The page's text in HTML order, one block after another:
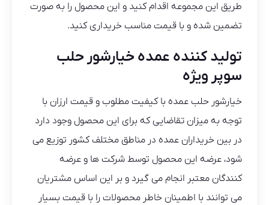
طریق این مجموعه اقدام کنید و این محصول را به صورت
تضمین شده و با قیمت مناسب خریداری کنید.
تولید کننده عمده خیارشور حلب
سوپر ویژه
خیارشور حلب عمده با کیفیت مطلوب و قیمت ارزان با
توجه به میزان تقاضایی که برای این محصول وجود دارد
در بین خریداران عمده در مناطق مختلف کشور توزیع می
شود، عرضه این محصول توسط شرکت ها و عرضه
کنندگان معتبر انجام می گیرد و بر این اساس مشتریان
می توانند با اطمینان خاطر محصولات را با قیمت بسیار